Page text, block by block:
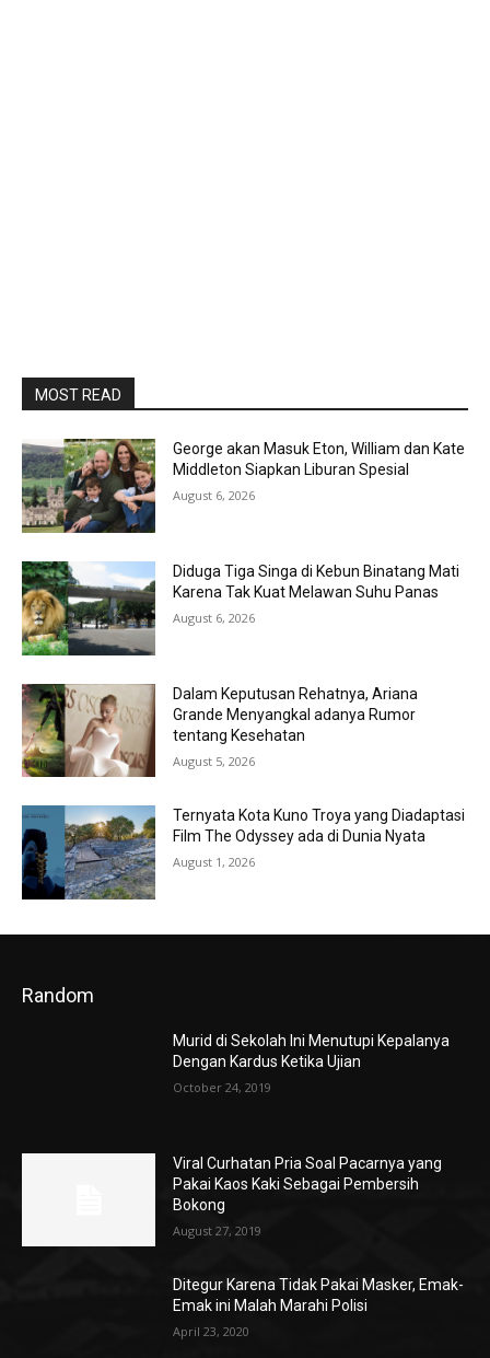
MOST READ
George akan Masuk Eton, William dan Kate
Middleton Siapkan Liburan Spesial
August 6, 2026
Diduga Tiga Singa di Kebun Binatang Mati
Karena Tak Kuat Melawan Suhu Panas
August 6, 2026
Dalam Keputusan Rehatnya, Ariana
Grande Menyangkal adanya Rumor
tentang Kesehatan
August 5, 2026
Ternyata Kota Kuno Troya yang Diadaptasi
Film The Odyssey ada di Dunia Nyata
August 1, 2026
Random
Murid di Sekolah Ini Menutupi Kepalanya
Dengan Kardus Ketika Ujian
October 24, 2019
Viral Curhatan Pria Soal Pacarnya yang
Pakai Kaos Kaki Sebagai Pembersih
Bokong
August 27, 2019
Ditegur Karena Tidak Pakai Masker, Emak-
Emak ini Malah Marahi Polisi
April 23, 2020